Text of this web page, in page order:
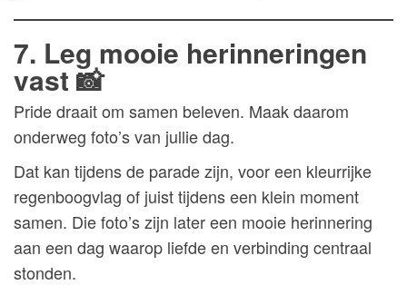
7. Leg mooie herinneringen
vast 📸
Pride draait om samen beleven. Maak daarom
onderweg foto’s van jullie dag.
Dat kan tijdens de parade zijn, voor een kleurrijke
regenboogvlag of juist tijdens een klein moment
samen. Die foto’s zijn later een mooie herinnering
aan een dag waarop liefde en verbinding centraal
stonden.